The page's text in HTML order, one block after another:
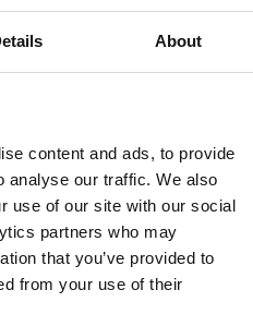
About
content and ads, to provide
analyse our traffic. We also
use of our site with our social
partners who may
that you’ve provided to
from your use of their
buffelhuid zonder
De taaie textuur
honden bezig en
gezonde kaak en
en